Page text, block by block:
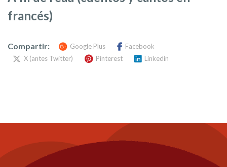
francés)
Compartir: Google Plus
Facebook
X (antes Twitter)
Pinterest Linkedin